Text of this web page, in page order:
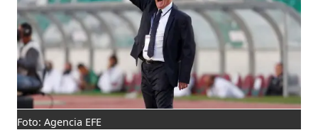
Foto: Agencia EFE